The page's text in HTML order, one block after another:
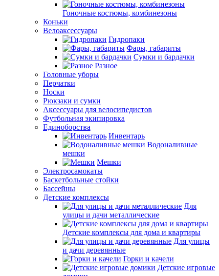
Гоночные костюмы, комбинезоны
Коньки
Велоаксессуары
Гидропаки
Фары, габариты
Сумки и бардачки
Разное
Головные уборы
Перчатки
Носки
Рюкзаки и сумки
Аксессуары для велосипедистов
Футбольная экипировка
Единоборства
Инвентарь
Водоналивные
мешки
Мешки
Электросамокаты
Баскетбольные стойки
Бассейны
Детские комплексы
Для
улицы и дачи металлические
Детские комплексы для дома и квартиры
Для улицы
и дачи деревянные
Горки и качели
Детские игровые